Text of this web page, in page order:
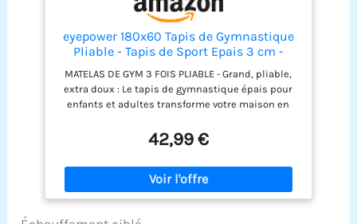
eyepower 180x60 Tapis de Gymnastique
Pliable - Tapis de Sport Epais 3 cm -
Matelas Gym - Tapis de Sol Yoga Mat -
Tapis Fitness à la Maison - Tatami Judo
Tapis Pilates - Exercise Equipment
Gymnastics
MATELAS DE GYM 3 FOIS PLIABLE - Grand, pliable,
extra doux : Le tapis de gymnastique épais pour
enfants et adultes transforme votre maison en
tumbling et les arts martiaux comme en studio. 3
cm d'épaisseur rembourré - XL confort et sécurité
: particulièrement amortissant comme coussin
rebondissant, pour la gymnastique au sol, comme
tapis de fitness, pour sauter dans le jardin ou tout
42,99 €